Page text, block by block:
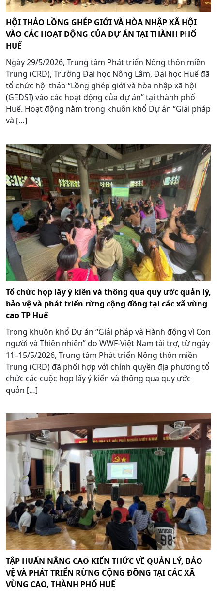
HỘI THẢO LỒNG GHÉP GIỚI VÀ HÒA NHẬP XÃ HỘI
VÀO CÁC HOẠT ĐỘNG CỦA DỰ ÁN TẠI THÀNH PHỐ
HUẾ
Ngày 29/5/2026, Trung tâm Phát triển Nông thôn miền
Trung (CRD), Trường Đại học Nông Lâm, Đại học Huế đã
tổ chức hội thảo “Lồng ghép giới và hòa nhập xã hội
(GEDSI) vào các hoạt động của dự án” tại thành phố
Huế. Hoạt động nằm trong khuôn khổ Dự án “Giải pháp
và […]
Tổ chức họp lấy ý kiến và thông qua quy ước quản lý,
bảo vệ và phát triển rừng cộng đồng tại các xã vùng
cao TP Huế
Trong khuôn khổ Dự án “Giải pháp và Hành động vì Con
người và Thiên nhiên” do WWF-Việt Nam tài trợ, từ ngày
11–15/5/2026, Trung tâm Phát triển Nông thôn miền
Trung (CRD) đã phối hợp với chính quyền địa phương tổ
chức các cuộc họp lấy ý kiến và thông qua quy ước
quản […]
TẬP HUẤN NÂNG CAO KIẾN THỨC VỀ QUẢN LÝ, BẢO
VỆ VÀ PHÁT TRIỂN RỪNG CỘNG ĐỒNG TẠI CÁC XÃ
VÙNG CAO, THÀNH PHỐ HUẾ